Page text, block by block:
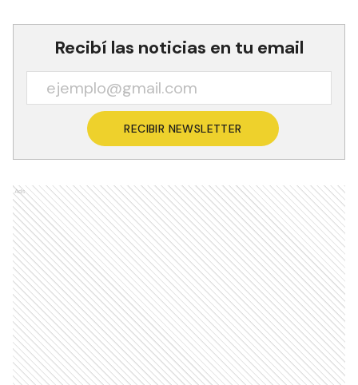
Recibí las noticias en tu email
RECIBIR NEWSLETTER
Ads